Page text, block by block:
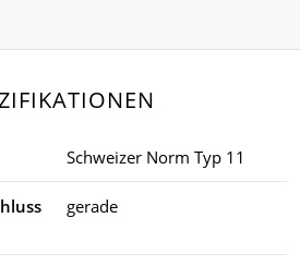
Schweizer Norm Typ 11
gerade